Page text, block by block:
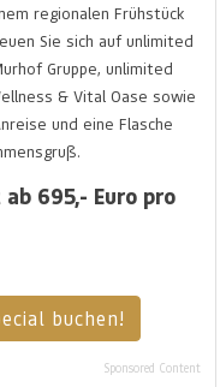
regionalen Frühstück
Sie sich auf unlimited
Gruppe, unlimited
& Vital Oase sowie
und eine Flasche
695,- Euro pro
buchen!
Sponsored Content